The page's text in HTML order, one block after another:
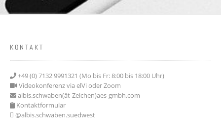
KONTAKT
+49 (0) 7132 9991321 (Mo bis Fr: 8:00 bis 18:00 Uhr)
Videokonferenz via elVi oder Zoom
albis.schwaben(ät-Zeichen)aes-gmbh.com
Kontaktformular
@albis.schwaben.suedwest